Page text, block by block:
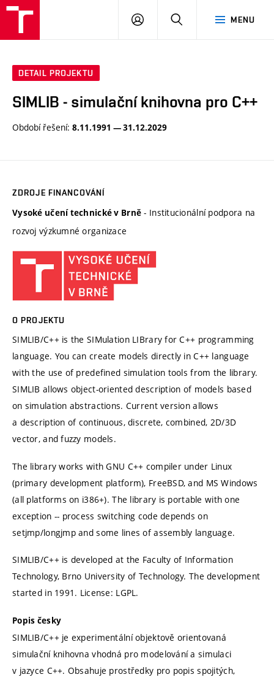
MENU
PŘIHLÁSIT
DETAIL PROJEKTU
SIMLIB - simulační knihovna pro C++
Období řešení: 8.11.1991 — 31.12.2029
ZDROJE FINANCOVÁNÍ
Vysoké učení technické v Brně - Institucionální podpora na
rozvoj výzkumné organizace
O PROJEKTU
SIMLIB/C++ is the SIMulation LIBrary for C++ programming
language. You can create models directly in C++ language
with the use of predefined simulation tools from the library.
SIMLIB allows object-oriented description of models based
on simulation abstractions. Current version allows
a description of continuous, discrete, combined, 2D/3D
vector, and fuzzy models.
The library works with GNU C++ compiler under Linux
(primary development platform), FreeBSD, and MS Windows
(all platforms on i386+). The library is portable with one
exception -- process switching code depends on
setjmp/longjmp and some lines of assembly language.
SIMLIB/C++ is developed at the Faculty of Information
Technology, Brno University of Technology. The development
started in 1991. License: LGPL.
Popis česky
SIMLIB/C++ je experimentální objektově orientovaná
simulační knihovna vhodná pro modelování a simulaci
v jazyce C++. Obsahuje prostředky pro popis spojitých,